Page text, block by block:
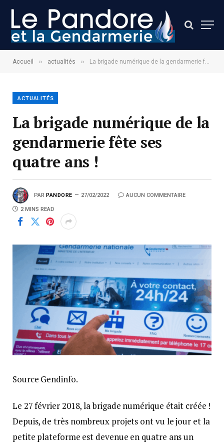
Accueil » actualités » La brigade numérique de la gendarmerie fête ses quatre ans !
ACTUALITÉS
La brigade numérique de la
gendarmerie fête ses
quatre ans !
PAR PANDORE 27/02/2022 AUCUN COMMENTAIRE
2 MINS READ
Source Gendinfo.
Le 27 février 2018, la brigade numérique était créée !
Depuis, de très nombreux projets ont vu le jour et la
petite plateforme est devenue en quatre ans un